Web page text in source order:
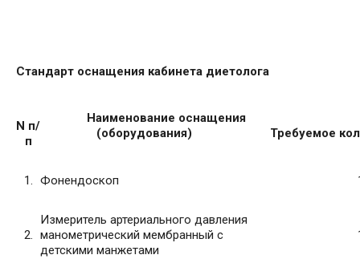
Стандарт оснащения кабинета диетолога
N п/
п
Наименование оснащения
(оборудования)
Требуемое
1. Фонендоскоп
2.
Измеритель артериального давления
манометрический мембранный с
детскими манжетами